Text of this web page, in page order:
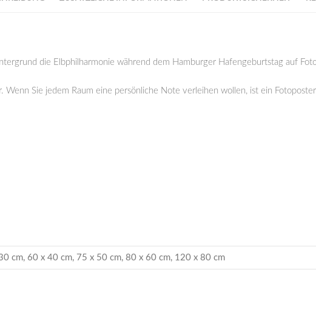
die Elbphilharmonie während dem Hamburger Hafengeburtstag auf
Wenn Sie jedem Raum eine persönliche Note verleihen wollen, ist ein
cm, 60 x 40 cm, 75 x 50 cm, 80 x 60 cm, 120 x 80 cm